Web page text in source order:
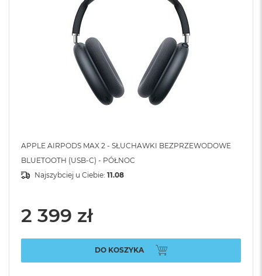
APPLE AIRPODS MAX 2 - SŁUCHAWKI BEZPRZEWODOWE
BLUETOOTH (USB-C) - PÓŁNOC
Najszybciej u Ciebie: 11.08
2 399 zł
DO KOSZYKA